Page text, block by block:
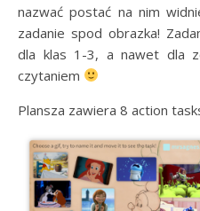
nazwać postać na nim
zadanie spod obrazka!
dla klas 1-3, a nawet dla
czytaniem
Plansza zawiera 8 action